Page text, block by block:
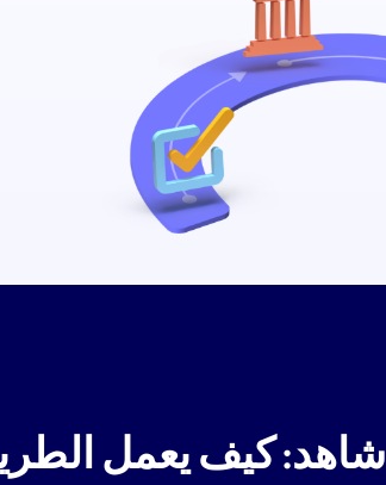
شاهد: كيف يعمل